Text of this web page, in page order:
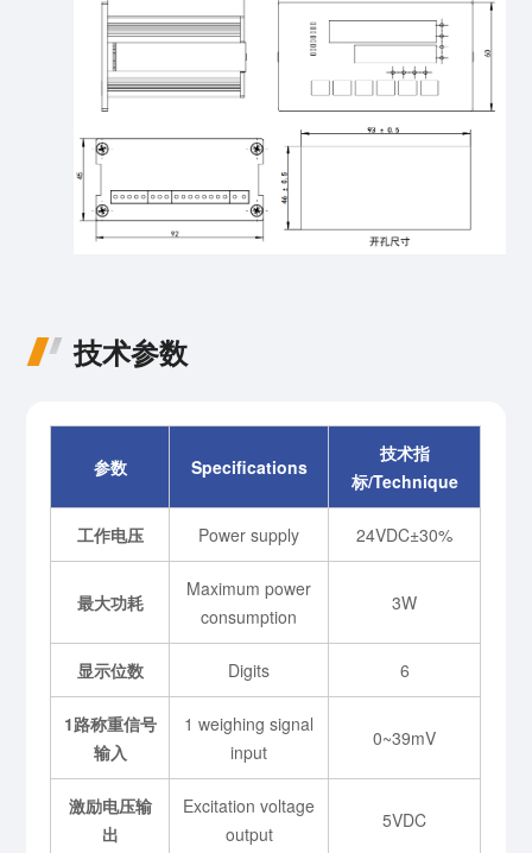
技术参数
参数 Specifications
技术指
标/Technique
工作电压 Power supply 24VDC±30%
最大功耗
Maximum power
consumption
3W
显示位数 Digits 6
1路称重信号
输入
1 weighing signal
input
0~39mV
激励电压输
出
Excitation voltage
output
5VDC